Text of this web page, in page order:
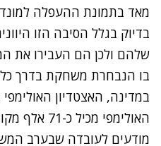
מאד בתמונת ההעפלה
בדיוק בגלל הסיבה הזו
שלהם ולכן הם העבירו את
בו הנבחרת משחקת בדרך
במדינה, האצטדיון
האולימפי
מודעים לעובדה שבערב